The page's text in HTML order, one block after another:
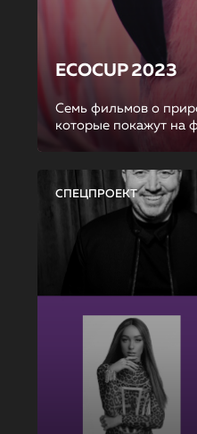
ECOCUP 2023
Семь фильмов о
которые покажут на
СПЕЦПРОЕКТ